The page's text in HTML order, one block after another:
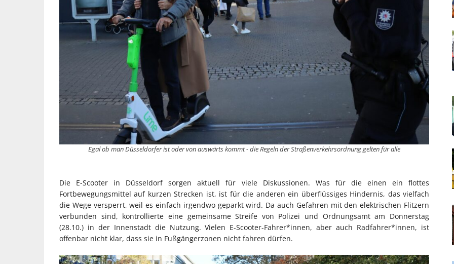
Egal ob man Düsseldorfer ist oder von auswärts kommt - die Regeln der Straßenverkehrsordnung gelten für alle
Die E-Scooter in Düsseldorf sorgen aktuell für viele Diskussionen. Was für die einen ein flottes
Fortbewegungsmittel auf kurzen Strecken ist, ist für die anderen ein überflüssiges Hindernis, das vielfach
die Wege versperrt, weil es einfach irgendwo geparkt wird. Da auch Gefahren mit den elektrischen Flitzern
verbunden sind, kontrollierte eine gemeinsame Streife von Polizei und Ordnungsamt am Donnerstag
(28.10.) in der Innenstadt die Nutzung. Vielen E-Scooter-Fahrer*innen, aber auch Radfahrer*innen, ist
offenbar nicht klar, dass sie in Fußgängerzonen nicht fahren dürfen.